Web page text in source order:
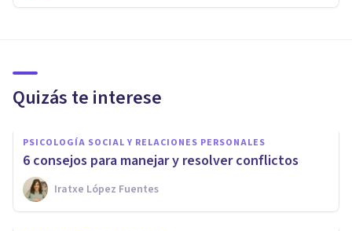
Quizás te interese
PSICOLOGÍA SOCIAL Y RELACIONES PERSONALES
6 consejos para manejar y resolver conflictos
Iratxe López Fuentes